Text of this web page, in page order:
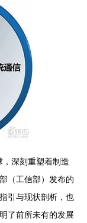
深刻重塑着制造
（工信部）发布的
引与现状剖析，也
了前所未有的发展